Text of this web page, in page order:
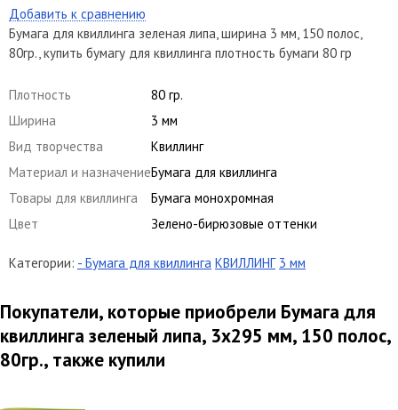
Добавить к сравнению
Бумага для квиллинга зеленая липа, ширина 3 мм, 150 полос,
80гр., купить бумагу для квиллинга плотность бумаги 80 гр
Плотность
80 гр.
Ширина
3 мм
Вид творчества
Квиллинг
Материал и назначениеБумага для квиллинга
Товары для квиллинга
Бумага монохромная
Цвет
Зелено-бирюзовые оттенки
Категории: - Бумага для квиллинга КВИЛЛИНГ 3 мм
Покупатели, которые приобрели Бумага для
квиллинга зеленый липа, 3х295 мм, 150 полос,
80гр., также купили